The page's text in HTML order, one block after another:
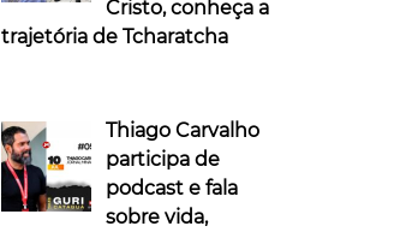
Cristo, conheça a
trajetória de Tcharatcha
Thiago Carvalho
participa de
podcast e fala
sobre vida,